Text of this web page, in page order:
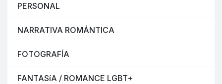
PERSONAL
NARRATIVA ROMÁNTICA
FOTOGRAFÍA
FANTASíA / ROMANCE LGBT+